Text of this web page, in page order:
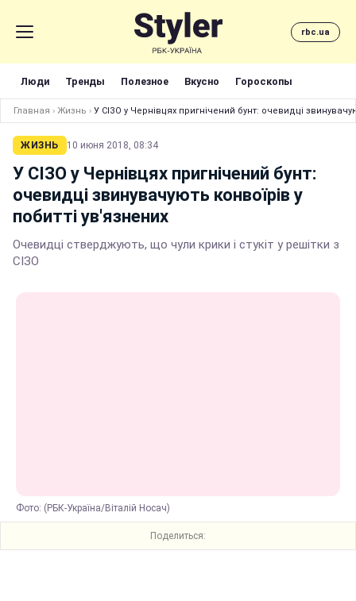
rbc.ua
Люди Тренды Полезное Вкусно Гороскопы
Главная › Жизнь › У СІЗО у Чернівцях пригнічений бунт: очевидці
ЖИЗНЬ 10 июня 2018, 08:34
У СІЗО у Чернівцях пригнічений бунт:
очевидці звинувачують конвоїрів у
побитті ув'язнених
Очевидці стверджують, що чули крики і стукіт у решітки з
СІЗО
Фото: (РБК-Україна/Віталій Носач)
Поделиться: